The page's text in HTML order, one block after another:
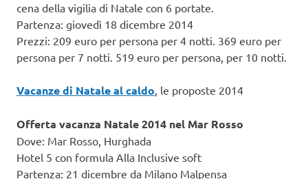
cena della vigilia di Natale con 6 portate.
Partenza: giovedì 18 dicembre 2014
Prezzi: 209 euro per persona per 4 notti. 369 euro per
persona per 7 notti. 519 euro per persona, per 10 notti.
Vacanze di Natale al caldo, le proposte 2014
Offerta vacanza Natale 2014 nel Mar Rosso
Dove: Mar Rosso, Hurghada
Hotel 5 con formula Alla Inclusive soft
Partenza: 21 dicembre da Milano Malpensa